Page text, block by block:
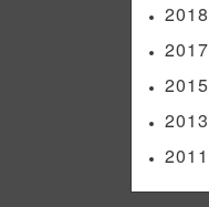
2018
2017
2015
2013
2011